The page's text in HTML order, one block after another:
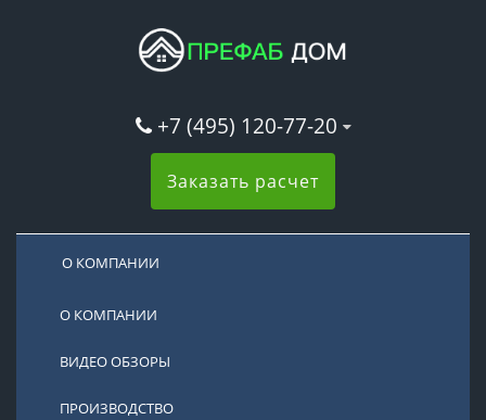
+7 (495) 120-77-20
Заказать расчет
О КОМПАНИИ
О КОМПАНИИ
ВИДЕО ОБЗОРЫ
ПРОИЗВОДСТВО